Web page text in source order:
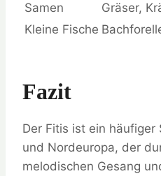
Samen
Gräser,
Kleine Fische
Fazit
Der Fitis ist ein
und Nordeuropa, der
melodischen Gesang